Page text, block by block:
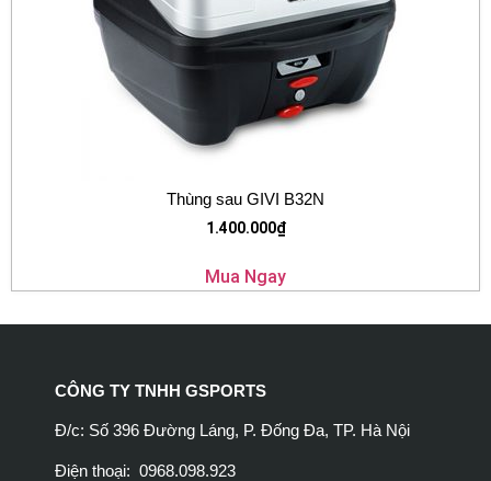
Thùng sau GIVI B32N
1.400.000₫
Mua Ngay
CÔNG TY TNHH GSPORTS
Đ/c: Số 396 Đường Láng, P. Đống Đa, TP. Hà Nội
Điện thoại: 0968.098.923